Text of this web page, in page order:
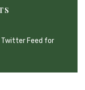
Twitter Feed for